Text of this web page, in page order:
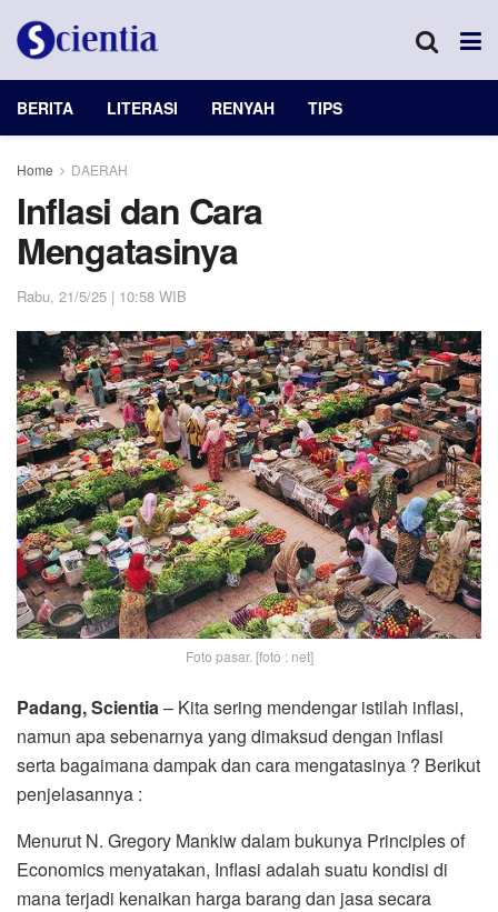
BERITA LITERASI RENYAH TIPS
Home DAERAH
Inflasi dan Cara
Mengatasinya
Rabu, 21/5/25 | 10:58 WIB
Foto pasar. [foto : net]
Padang, Scientia– Kita sering mendengar istilah inflasi,
namun apa sebenarnya yang dimaksud dengan inflasi
serta bagaimana dampak dan cara mengatasinya ? Berikut
penjelasannya :
Menurut N. Gregory Mankiw dalam bukunya Principles of
Economics menyatakan, Inflasi adalah suatu kondisi di
mana terjadi kenaikan harga barang dan jasa secara